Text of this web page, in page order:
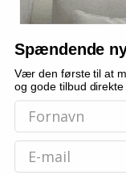
KARCHER
Tæpperenser Kärcher
Spændende
Vær den første til at
og gode tilbud direkte
Email